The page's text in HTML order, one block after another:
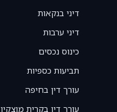
דיני בנקאות
דיני ערבות
כינוס נכסים
תביעות כספיות
עורך דין בחיפה
עורך דין בקרית מוצקין